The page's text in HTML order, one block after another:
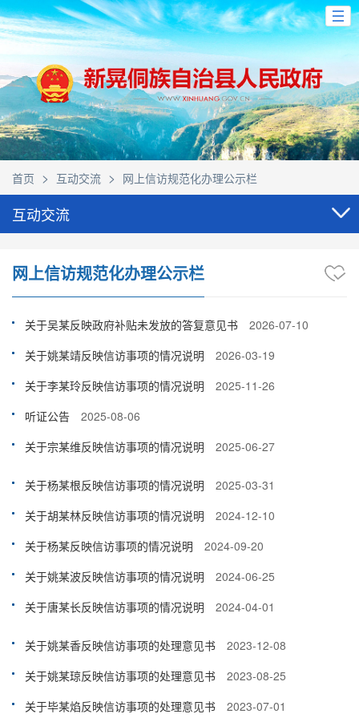
首页 > 互动交流 > 网上信访规范化办理公示栏
互动交流
网上信访规范化办理公示栏
关于吴某反映政府补贴未发放的答复意见书
2026-07-10
关于姚某靖反映信访事项的情况说明
2026-03-19
关于李某玲反映信访事项的情况说明
2025-11-26
听证公告
2025-08-06
关于宗某维反映信访事项的情况说明
2025-06-27
关于杨某根反映信访事项的情况说明
2025-03-31
关于胡某林反映信访事项的情况说明
2024-12-10
关于杨某反映信访事项的情况说明
2024-09-20
关于姚某波反映信访事项的情况说明
2024-06-25
关于唐某长反映信访事项的情况说明
2024-04-01
关于姚某香反映信访事项的处理意见书
2023-12-08
关于姚某琼反映信访事项的处理意见书
2023-08-25
关于毕某焰反映信访事项的处理意见书
2023-07-01